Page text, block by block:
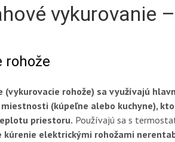
vykurovanie
rohože
rohože) sa využívajú
(kúpeľne alebo kuchyne),
priestoru. Používajú sa s
kúrenie elektrickými rohožami